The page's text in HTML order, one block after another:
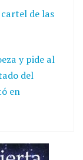
de las
y pide al
del
en